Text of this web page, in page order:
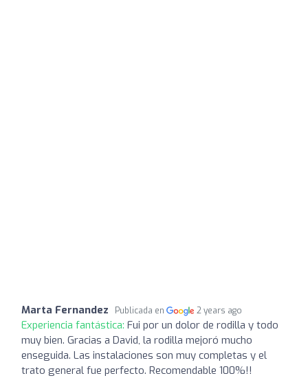
Marta Fernandez Publicada en 2 years ago
Experiencia fantástica: Fui por un dolor de rodilla y todo
muy bien. Gracias a David, la rodilla mejoró mucho
enseguida. Las instalaciones son muy completas y el
trato general fue perfecto. Recomendable 100%!!